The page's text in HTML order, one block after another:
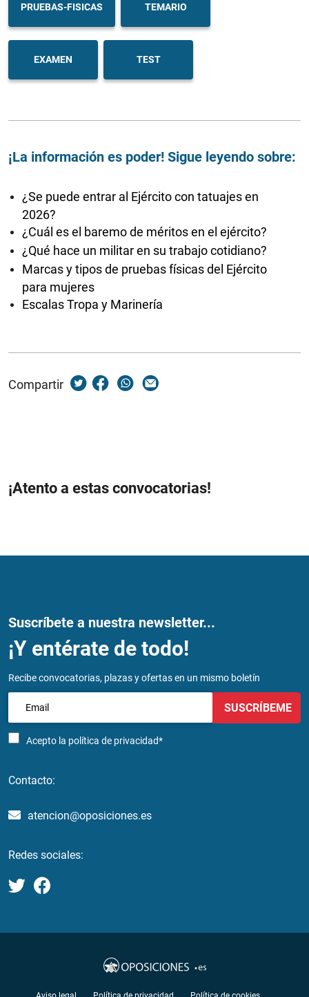
PRUEBAS-FISICAS TEMARIO
EXAMEN TEST
¡La información es poder! Sigue leyendo sobre:
¿Se puede entrar al Ejército con tatuajes en
2026?
¿Cuál es el baremo de méritos en el ejército?
¿Qué hace un militar en su trabajo cotidiano?
Marcas y tipos de pruebas físicas del Ejército
para mujeres
Escalas Tropa y Marinería
Compartir
¡Atento a estas convocatorias!
Suscríbete a nuestra newsletter...
¡Y entérate de todo!
Recibe convocatorias, plazas y ofertas en un mismo boletín
Acepto la política de privacidad*
SUSCRÍBEME
Contacto:
atencion@oposiciones.es
Redes sociales: